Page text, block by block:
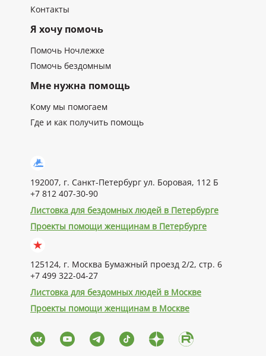
Контакты
Я хочу помочь
Помочь Ночлежке
Помочь бездомным
Мне нужна помощь
Кому мы помогаем
Где и как получить помощь
192007, г. Санкт-Петербург ул. Боровая, 112 Б
+7 812 407-30-90
Листовка для бездомных людей в Петербурге
Проекты помощи женщинам в Петербурге
125124, г. Москва Бумажный проезд 2/2, стр. 6
+7 499 322-04-27
Листовка для бездомных людей в Москве
Проекты помощи женщинам в Москве